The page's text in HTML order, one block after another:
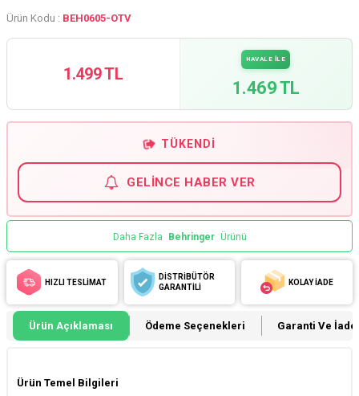
Ürün Kodu : BEH0605-OTV
1.499 TL
HAVALE İLE
1.469 TL
TÜKENDI
GELINCE HABER VER
Daha Fazla Behringer Ürünü
HIZLI TESLİMAT
DİSTRİBÜTÖR
GARANTİLİ
KOLAY İADE
Ürün Açıklaması Ödeme Seçenekleri Garanti Ve İade
Ürün Temel Bilgileri